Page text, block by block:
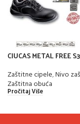
CIUCAS METAL FREE S3
Zaštitne cipele,Nivo
Zaštitna obuća
Pročitaj Više